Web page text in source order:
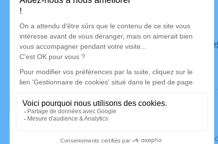
Déroulé
Le